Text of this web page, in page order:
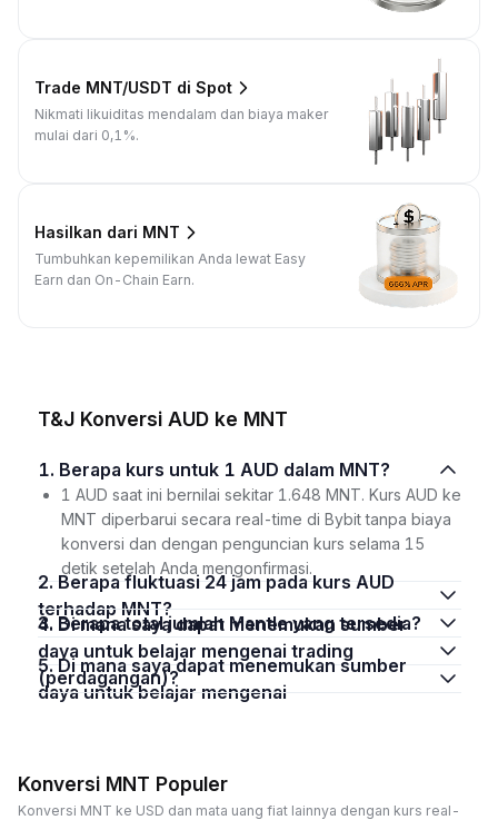
Trade MNT/USDT di Spot
Nikmati likuiditas mendalam dan biaya maker
mulai dari 0,1%.
Hasilkan dari MNT
Tumbuhkan kepemilikan Anda lewat Easy
Earn dan On-Chain Earn.
T&J Konversi AUD ke MNT
1. Berapa kurs untuk 1 AUD dalam MNT?
1 AUD saat ini bernilai sekitar 1.648 MNT. Kurs AUD ke
MNT diperbarui secara real-time di Bybit tanpa biaya
konversi dan dengan penguncian kurs selama 15
detik setelah Anda mengonfirmasi.
2. Berapa fluktuasi 24 jam pada kurs AUD
terhadap MNT?
3. Berapa total jumlah Mantle yang tersedia?
4. Di mana saya dapat menemukan sumber
daya untuk belajar mengenai trading
(perdagangan)?
5. Di mana saya dapat menemukan sumber
daya untuk belajar mengenai
Konversi MNT Populer
Konversi MNT ke USD dan mata uang fiat lainnya dengan kurs real-